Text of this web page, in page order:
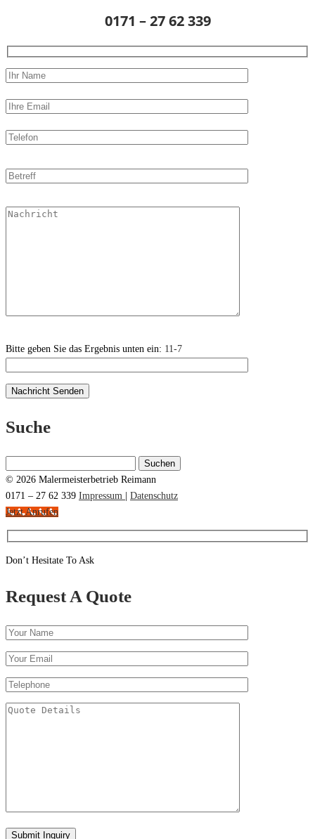
0171 – 27 62 339
Bitte geben Sie das Ergebnis unten ein: 11-7
Suche
nach:
© 2026 Malermeisterbetrieb Reimann
0171 – 27 62 339 Impressum
Datenschutz
Jetzt Anrufen
Don’t Hesitate To Ask
Request A Quote